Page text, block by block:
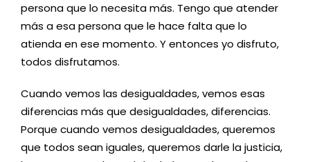
persona que lo necesita más. Tengo que atender
más a esa persona que le hace falta que lo
atienda en ese momento. Y entonces yo disfruto,
todos disfrutamos.
Cuando vemos las desigualdades, vemos esas
diferencias más que desigualdades, diferencias.
Porque cuando vemos desigualdades, queremos
que todos sean iguales, queremos darle la justicia,